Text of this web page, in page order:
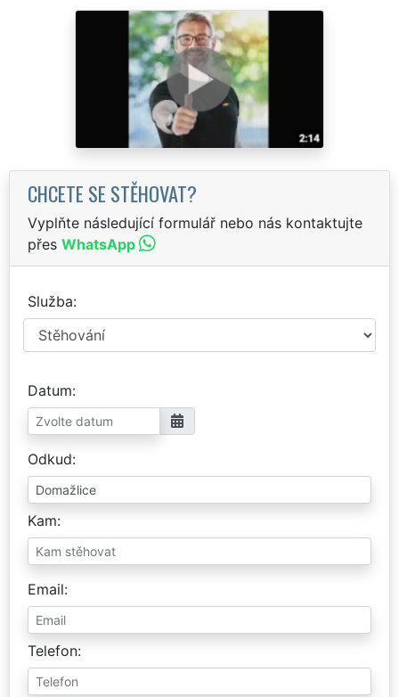
CHCETE SE STĚHOVAT?
Vyplňte následující formulář nebo nás kontaktujte
přes WhatsApp
Služba
Datum
Odkud
Kam
Email
Telefon